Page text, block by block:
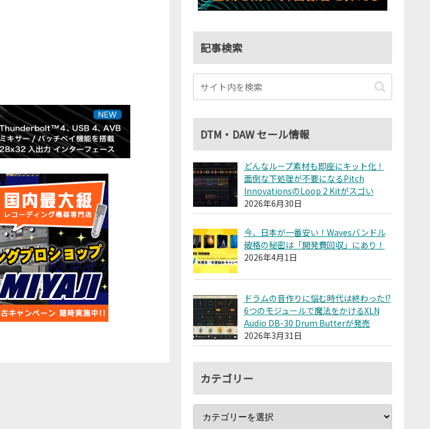
記事検索
DTM・DAW セール情報
どんなループ素材も即座にキット化！
面倒な下処理が不要になるPitch
InnovationsのLoop 2 Kitがスゴい
2026年6月30日
今、日本が一番安い！Wavesバンドル
破格の秘密は「開発費回収」にあり！
2026年4月1日
ドラムの音作りに悩む時代は終わった!?
6つのモジュールで魔法をかけるXLN
Audio DB-30 Drum Butterが発売
2026年3月31日
カテゴリー